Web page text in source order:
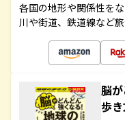
各国の地形や関係性を
川や街道、鉄道線など
脳
歩